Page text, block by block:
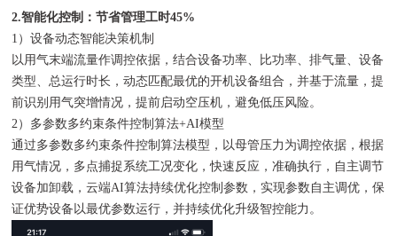
2.智能化控制：节省管理工时45%
1）设备动态智能决策机制
以用气末端流量作调控依据，结合设备功率、比功率、排气量、设备
类型、总运行时长，动态匹配最优的开机设备组合，并基于流量，提
前识别用气突增情况，提前启动空压机，避免低压风险。
2）多参数多约束条件控制算法+AI模型
通过多参数多约束条件控制算法模型，以母管压力为调控依据，根据
用气情况，多点捕捉系统工况变化，快速反应，准确执行，自主调节
设备加卸载，云端AI算法持续优化控制参数，实现参数自主调优，保
证优势设备以最优参数运行，并持续优化升级智控能力。